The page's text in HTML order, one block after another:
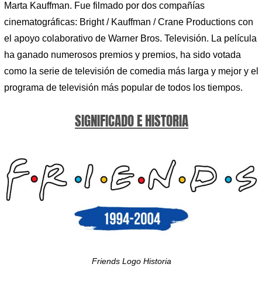
Marta Kauffman. Fue filmado por dos compañías
cinematográficas: Bright / Kauffman / Crane Productions con
el apoyo colaborativo de Warner Bros. Televisión. La película
ha ganado numerosos premios y premios, ha sido votada
como la serie de televisión de comedia más larga y mejor y el
programa de televisión más popular de todos los tiempos.
SIGNIFICADO E HISTORIA
Friends Logo Historia